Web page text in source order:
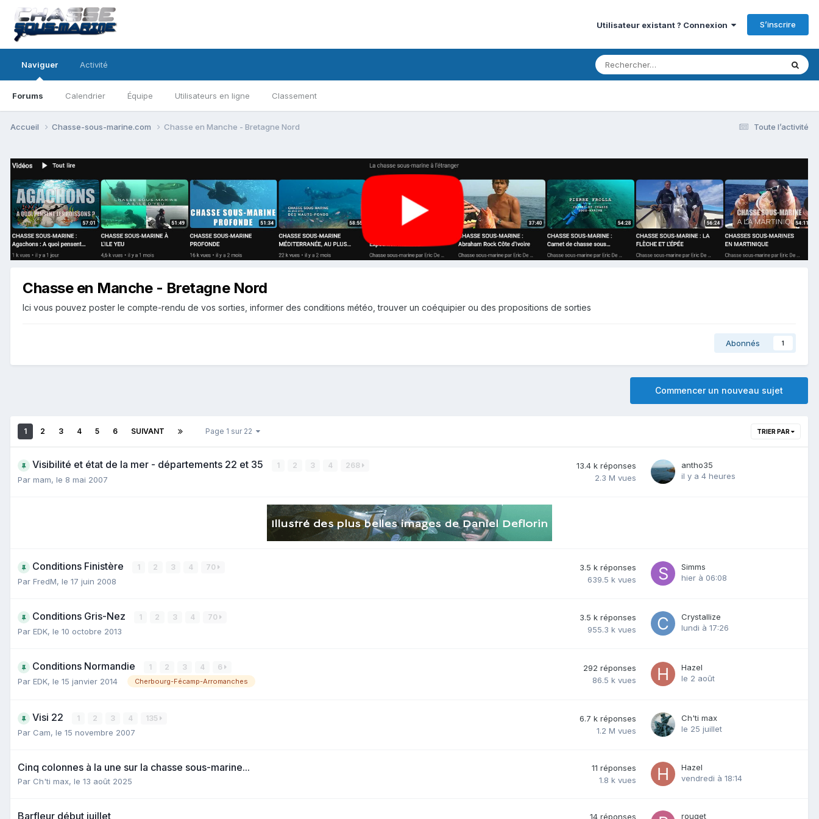
Utilisateur existant ? Connexion S’inscrire
Naviguer
Forums Calendrier Équipe Utilisateurs en ligne Classement
Activité
Toute l’activité
Accueil Chasse-sous-marine.com Chasse en Manche - Bretagne Nord
Chasse en Manche - Bretagne Nord
Ici vous pouvez poster le compte-rendu de vos sorties, informer des conditions météo, trouver un coéquipier ou des propositions de sorties
Abonnés 1
Commencer un nouveau sujet
TRIER PAR
1 2 3 4 5 6 SUIVANT Page 1 sur 22
Visibilité et état de la mer - départements 22 et 35 1 2 3 4 268
Par mam, le 8 mai 2007
13.4 k réponses
2.3 M vues
antho35
il y a 4 heures
Conditions Finistère 1 2 3 4 70
Par FredM, le 17 juin 2008
3.5 k réponses
639.5 k vues
Simms
hier à 06:08
Conditions Gris-Nez 1 2 3 4 70
Par EDK, le 10 octobre 2013
3.5 k réponses
955.3 k vues
Crystallize
lundi à 17:26
Conditions Normandie 1 2 3 4 6
Par EDK, le 15 janvier 2014 Cherbourg-Fécamp-Arromanches
292 réponses
86.5 k vues
Hazel
le 2 août
Visi 22 1 2 3 4 135
Par Cam, le 15 novembre 2007
6.7 k réponses
1.2 M vues
Ch'ti max
le 25 juillet
Cinq colonnes à la une sur la chasse sous-marine...
Par Ch'ti max, le 13 août 2025
11 réponses
1.8 k vues
Hazel
vendredi à 18:14
Barfleur début juillet 14 réponses rouget